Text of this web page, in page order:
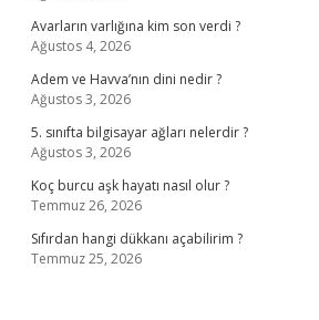
Avarların varlığına kim son verdi ?
Ağustos 4, 2026
Adem ve Havva’nın dini nedir ?
Ağustos 3, 2026
5. sınıfta bilgisayar ağları nelerdir ?
Ağustos 3, 2026
Koç burcu aşk hayatı nasıl olur ?
Temmuz 26, 2026
Sıfırdan hangi dükkanı açabilirim ?
Temmuz 25, 2026